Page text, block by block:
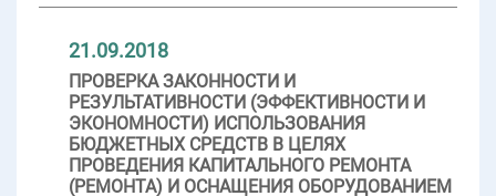
21.09.2018
ПРОВЕРКА ЗАКОННОСТИ И
РЕЗУЛЬТАТИВНОСТИ (ЭФФЕКТИВНОСТИ И
ЭКОНОМНОСТИ) ИСПОЛЬЗОВАНИЯ
БЮДЖЕТНЫХ СРЕДСТВ В ЦЕЛЯХ
ПРОВЕДЕНИЯ КАПИТАЛЬНОГО РЕМОНТА
(РЕМОНТА) И ОСНАЩЕНИЯ ОБОРУДОВАНИЕМ